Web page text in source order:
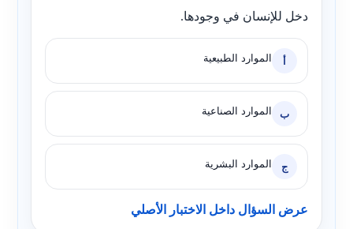
دخل للإنسان في وجودها.
أ الموارد الطبيعية
ب الموارد الصناعية
ج الموارد البشرية
عرض السؤال داخل الاختبار الأصلي